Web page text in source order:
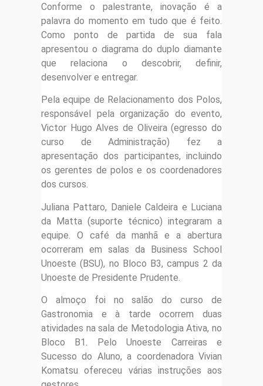
Conforme o palestrante, inovação é a
palavra do momento em tudo que é feito.
Como ponto de partida de sua fala
apresentou o diagrama do duplo diamante
que relaciona o descobrir, definir,
desenvolver e entregar.
Pela equipe de Relacionamento dos Polos,
responsável pela organização do evento,
Victor Hugo Alves de Oliveira (egresso do
curso de Administração) fez a
apresentação dos participantes, incluindo
os gerentes de polos e os coordenadores
dos cursos.
Juliana Pattaro, Daniele Caldeira e Luciana
da Matta (suporte técnico) integraram a
equipe. O café da manhã e a abertura
ocorreram em salas da Business School
Unoeste (BSU), no Bloco B3, campus 2 da
Unoeste de Presidente Prudente.
O almoço foi no salão do curso de
Gastronomia e à tarde ocorrem duas
atividades na sala de Metodologia Ativa, no
Bloco B1. Pelo Unoeste Carreiras e
Sucesso do Aluno, a coordenadora Vivian
Komatsu ofereceu várias instruções aos